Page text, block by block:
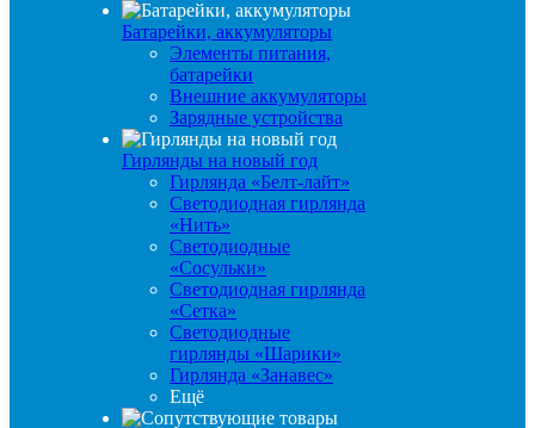
Батарейки, аккумуляторы
Элементы питания,
батарейки
Внешние аккумуляторы
Зарядные устройства
Гирлянды на новый год
Гирлянда «Белт-лайт»
Светодиодная гирлянда
«Нить»
Светодиодные
«Сосульки»
Светодиодная гирлянда
«Сетка»
Светодиодные
гирлянды «Шарики»
Гирлянда «Занавес»
Ещё